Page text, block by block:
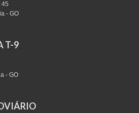
45
- GO
T-9
- GO